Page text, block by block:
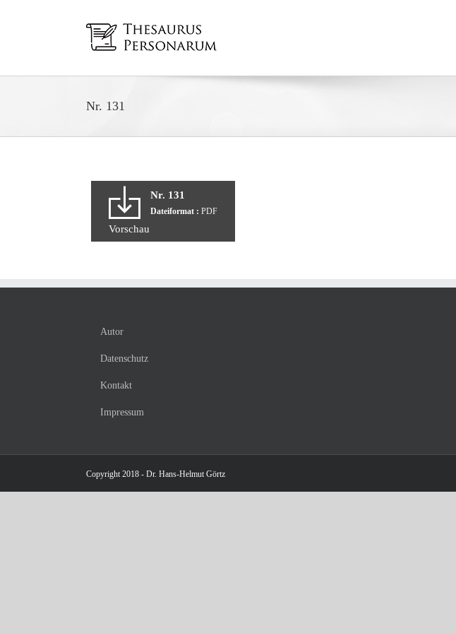
Nr. 131
Nr. 131
Dateiformat : PDF
Vorschau
Autor
Datenschutz
Kontakt
Impressum
Copyright 2018 - Dr. Hans-Helmut Görtz